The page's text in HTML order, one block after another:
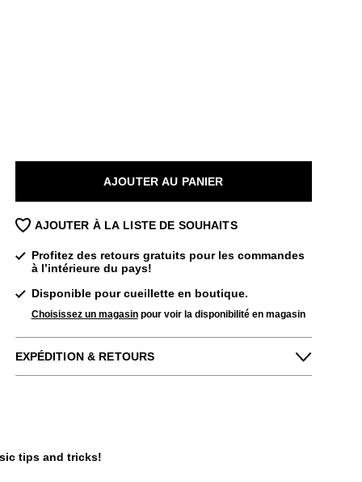
AJOUTER AU PANIER
AJOUTER À LA LISTE DE SOUHAITS
Profitez des retours gratuits pour les commandes
à l’intérieure du pays!
Disponible pour cueillette en boutique.
Choisissez un magasinpour voir la disponibilité en magasin
EXPÉDITION & RETOURS
portées dans les 14 jours suivant leur
tips and tricks!